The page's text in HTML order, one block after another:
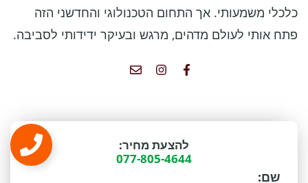
כלכלי משמעותי. אך התחום הטכנולוגי והחדשני הזה
פתח אותי לעולם מדהים, מרגש ובעיקר ידידותי לסביבה.
להצעת מחיר:
077-805-4644
שם: